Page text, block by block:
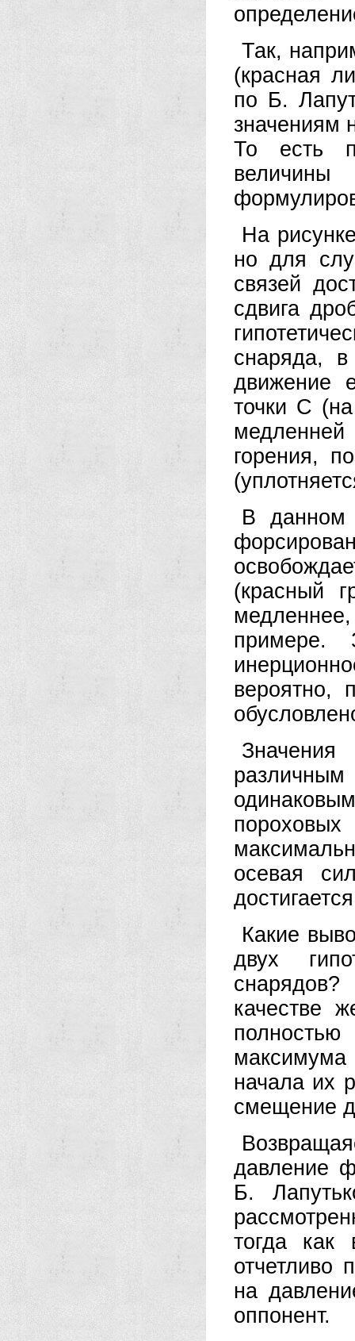
Так,
(красная
по Б.
значениям
То есть
На
но для
связей
сдвига
снаряда,
движение
точки С
медленней
горения,
В данном
(красный
примере.
вероятно,
осевая
Какие
двух
качестве
начала их
смещение
давление
Б.
тогда как
отчетливо
на
оппонент.